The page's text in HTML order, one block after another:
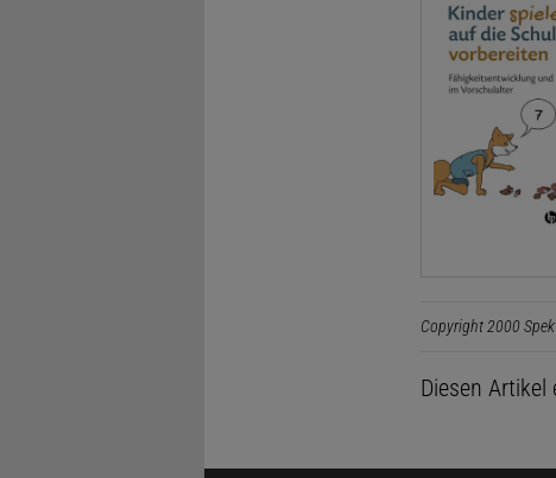
Copyright 2000
Diesen Artikel